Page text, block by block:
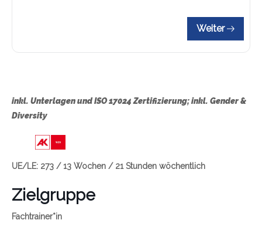
inkl. Unterlagen und ISO 17024 Zertifizierung; inkl. Gender &
Diversity
UE/LE: 273 / 13 Wochen / 21 Stunden wöchentlich
Zielgruppe
Fachtrainer*in
Weiter